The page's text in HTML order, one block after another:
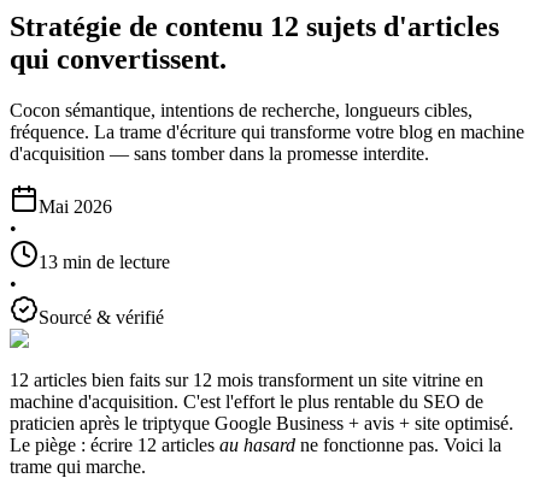
Stratégie de contenu 12 sujets d'articles
qui convertissent.
Cocon sémantique, intentions de recherche, longueurs cibles,
fréquence. La trame d'écriture qui transforme votre blog en machine
d'acquisition — sans tomber dans la promesse interdite.
Mai 2026
•
13 min de lecture
•
Sourcé & vérifié
12 articles bien faits sur 12 mois transforment un site vitrine en
machine d'acquisition. C'est l'effort le plus rentable du SEO de
praticien après le triptyque Google Business + avis + site optimisé.
Le piège : écrire 12 articles au hasard ne fonctionne pas. Voici la
trame qui marche.